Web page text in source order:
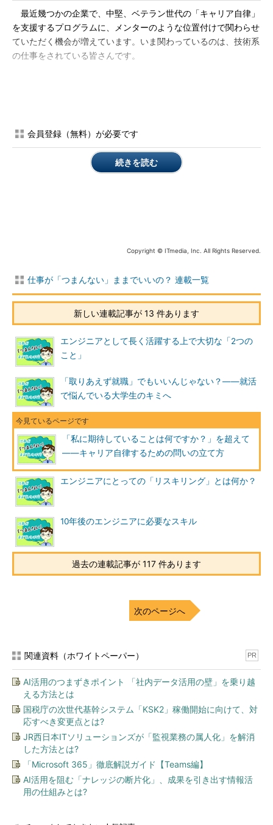
最近幾つかの企業で、中堅、ベテラン世代の「キャリア自律」
を支援するプログラムに、メンターのような位置付けで関わらせ
ていただく機会が増えています。いま関わっているのは、技術系
の仕事をされている皆さんです。
一見すると「え？ ひょっとしてオレ（ワタシ）は、会社にと
って不要ってこと？」のように、ネガティブに聞こえるかもしれ
ませんが、実際は「ビジネスパーソンとしていかに自律する
ってきた経験を社外にも生かせればいいな」「できれば、副業や
をしておこう」「改めて自分の強みやできることは何かを棚卸し
ボクは、こうした「自律を促すキャリア支援」を前向きに捉え
教育は、年齢や役職による階層別教育が一般的です。若手従業員
には手厚いものの、中堅、ベテランになるとマネジメントや組織
だったからです。
また、これまで特に大企業で行われてきたのは、キャリア支援
とうたいながら、「多めに退職金を支払って早期退職させる」、
転職支援といいながら「転職できない名ばかり支援」など、その
実態は「体のいい人員整理」であるケースも多くありました。
本当の意味で、長く生き、働くためには、いままでとは違った
キャリア形成が必要です。中堅世代から、いや、何なら若いとき
から将来のキャリアについて考え、準備をし、長く活躍できるよ
うにするプログラムは、とても良い取り組みだと思っています。
会員登録（無料）が必要です
続きを読む
Copyright © ITmedia, Inc. All Rights Reserved.
仕事が「つまんない」ままでいいの？ 連載一覧
新しい連載記事が 13 件あります
エンジニアとして長く活躍する上で大切な「2つの
こと」
「取りあえず就職」でもいいんじゃない？――就活
で悩んでいる大学生のキミへ
「私に期待していることは何ですか？」を超えて
――キャリア自律するための問いの立て方
エンジニアにとっての「リスキリング」とは何か？
10年後のエンジニアに必要なスキル
過去の連載記事が 117 件あります
次のページへ
関連資料（ホワイトペーパー） PR
AI活用のつまずきポイント 「社内データ活用の壁」を乗り越
える方法とは
国税庁の次世代基幹システム「KSK2」稼働開始に向けて、対
応すべき変更点とは?
JR西日本ITソリューションズが「監視業務の属人化」を解消
した方法とは?
「Microsoft 365」徹底解説ガイド【Teams編】
AI活用を阻む「ナレッジの断片化」、成果を引き出す情報活
用の仕組みとは?